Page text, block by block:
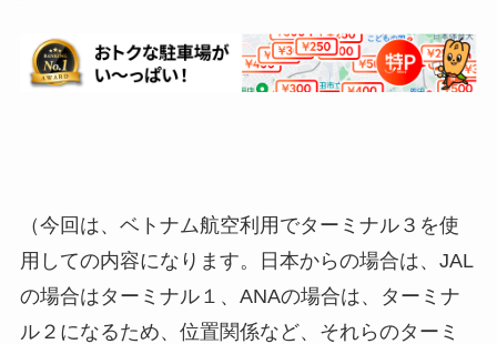
（今回は、ベトナム航空利用でターミナル３を使
用しての内容になります。日本からの場合は、JAL
の場合はターミナル１、ANAの場合は、ターミナ
ル２になるため、位置関係など、それらのターミ